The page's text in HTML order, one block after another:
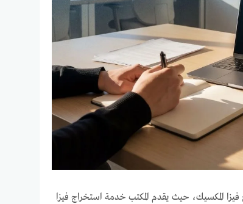
المكسيك، حيث يقدم المكتب خدمة استخراج فيزا